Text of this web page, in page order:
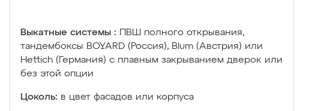
Выкатные системы :
ПВШ полного открывания,
тандембоксы BOYARD (Россия), Blum (Австрия) или
Hettich (Германия) с плавным закрыванием дверок или
без этой опции
Цоколь: в цвет фасадов или корпуса